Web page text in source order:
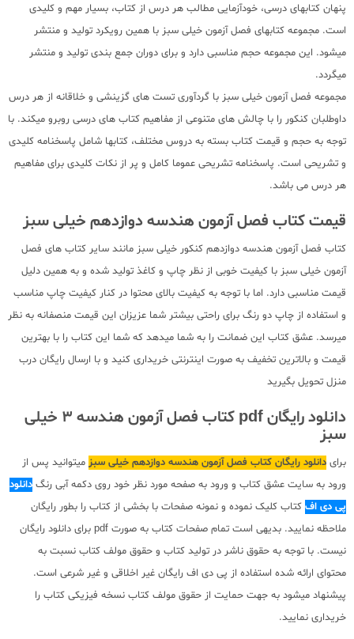
پنهان کتابهای درسی، خودآزمایی مطالب هر درس از کتاب، بسیار مهم و کلیدی
است. مجموعه کتابهای فصل آزمون خیلی سبز با همین رویکرد تولید و منتشر
میشود. این مجموعه حجم مناسبی دارد و برای دوران جمع بندی تولید و منتشر
میگردد.
مجموعه فصل آزمون خیلی سبز با گردآوری تست های گزینشی و خلاقانه از هر درس
داوطلبان کنکور را با چالش های متنوعی از مفاهیم کتاب های درسی روبرو میکند. با
توجه به حجم و قیمت کتاب بسته به دروس مختلف، کتابها شامل پاسخنامه کلیدی
و تشریحی است. پاسخنامه تشریحی عموما کامل و پر از نکات کلیدی برای مفاهیم
هر درس می باشد.
قیمت کتاب فصل آزمون هندسه دوازدهم خیلی سبز
کتاب فصل آزمون هندسه دوازدهم کنکور خیلی سبز مانند سایر کتاب های فصل
آزمون خیلی سبز با کیفیت خوبی از نظر چاپ و کاغذ تولید شده و به همین دلیل
قیمت مناسبی دارد. اما با توجه به کیفیت بالای محتوا در کنار کیفیت چاپ مناسب
و استفاده از چاپ دو رنگ برای راحتی بیشتر شما عزیزان این قیمت منصفانه به نظر
میرسد. عشق کتاب این ضمانت را به شما میدهد که شما این کتاب را با بهترین
قیمت و بالاترین تخفیف به صورت اینترنتی خریداری کنید و با ارسال رایگان درب
منزل تحویل بگیرید
دانلود رایگان pdf کتاب فصل آزمون هندسه 3 خیلی
سبز
برای دانلود رایگان کتاب فصل آزمون هندسه دوازدهم خیلی سبز میتوانید پس از
ورود به سایت عشق کتاب و ورود به صفحه مورد نظر خود روی دکمه آبی رنگ دانلود
پی دی اف کتاب کلیک نموده و نمونه صفحات با بخشی از کتاب را بطور رایگان
ملاحظه نمایید. بدیهی است تمام صفحات کتاب به صورت pdf برای دانلود رایگان
نیست. با توجه به حقوق ناشر در تولید کتاب و حقوق مولف کتاب نسبت به
محتوای ارائه شده استفاده از پی دی اف رایگان غیر اخلاقی و غیر شرعی است.
پیشنهاد میشود به جهت حمایت از حقوق مولف کتاب نسخه فیزیکی کتاب را
خریداری نمایید.